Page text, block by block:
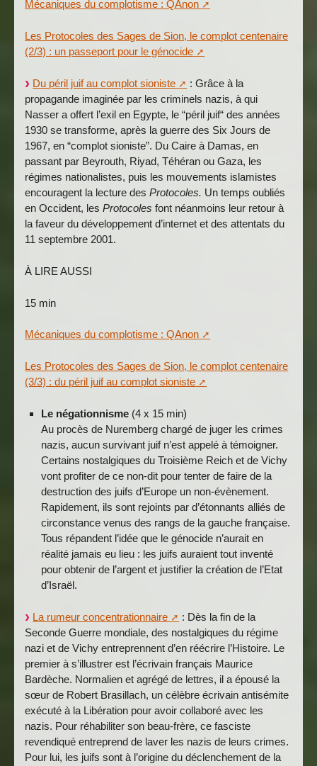
Mécaniques du complotisme : QAnon
Les Protocoles des Sages de Sion, le complot centenaire
(2/3) : un passeport pour le génocide
Du péril juif au complot sioniste
: Grâce à la
propagande imaginée par les criminels nazis, à qui
Nasser a offert l’exil en Egypte, le “péril juif“ des années
1930 se transforme, après la guerre des Six Jours de
1967, en “complot sioniste”. Du Caire à Damas, en
passant par Beyrouth, Riyad, Téhéran ou Gaza, les
régimes nationalistes, puis les mouvements islamistes
encouragent la lecture desProtocoles. Un temps oubliés
en Occident, lesProtocoles font néanmoins leur retour à
la faveur du développement d’internet et des attentats du
11 septembre 2001.
À LIRE AUSSI
15 min
Mécaniques du complotisme : QAnon
Les Protocoles des Sages de Sion, le complot centenaire
(3/3) : du péril juif au complot sioniste
Le négationnisme(4 x 15 min)
Au procès de Nuremberg chargé de juger les crimes
nazis, aucun survivant juif n’est appelé à témoigner.
Certains nostalgiques du Troisième Reich et de Vichy
vont profiter de ce non-dit pour tenter de faire de la
destruction des juifs d’Europe un non-évènement.
Rapidement, ils sont rejoints par d’étonnants alliés de
circonstance venus des rangs de la gauche française.
Tous répandent l’idée que le génocide n’aurait en
réalité jamais eu lieu : les juifs auraient tout inventé
pour obtenir de l’argent et justifier la création de l’Etat
d’Israël.
La rumeur concentrationnaire
: Dès la fin de la
Seconde Guerre mondiale, des nostalgiques du régime
nazi et de Vichy entreprennent d’en réécrire l’Histoire. Le
premier à s’illustrer est l’écrivain français Maurice
Bardèche. Normalien et agrégé de lettres, il a épousé la
sœur de Robert Brasillach, un célèbre écrivain antisémite
exécuté à la Libération pour avoir collaboré avec les
nazis. Pour réhabiliter son beau-frère, ce fasciste
revendiqué entreprend de laver les nazis de leurs crimes.
Pour lui, les juifs sont à l’origine du déclenchement de la